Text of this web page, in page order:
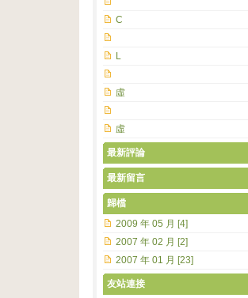
C
L
虛
虛
最新評論
最新留言
歸檔
2009 年 05 月 [4]
2007 年 02 月 [2]
2007 年 01 月 [23]
友站連接